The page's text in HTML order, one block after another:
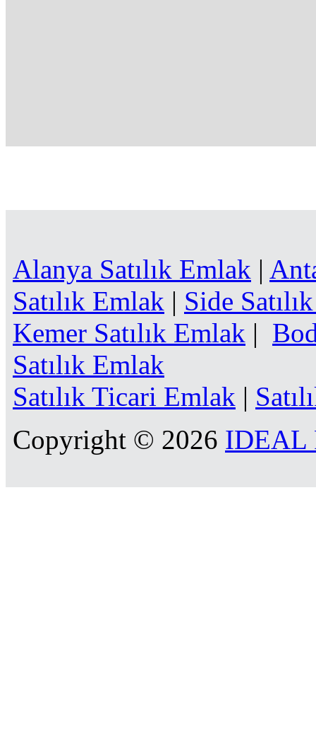
Alanya Satılık Emlak |
Satılık Emlak | Side
Kemer Satılık Emlak |
Satılık Emlak
Satılık Ticari Emlak |
Copyright © 2026 IDEAL